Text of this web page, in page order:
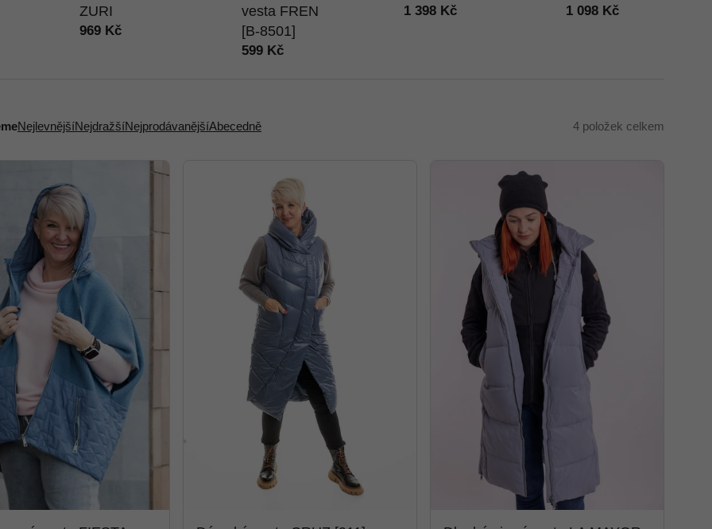
ZURI
969 Kč
vesta FREN
[B-8501]
599 Kč
1 398 Kč 1 098 Kč
NejlevnějšíNejdražšíNejprodávanějšíAbecedně 4 položek celkem